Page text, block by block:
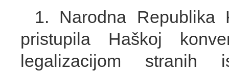
1. Narodna
pristupila Haškoj
legalizacijom stranih